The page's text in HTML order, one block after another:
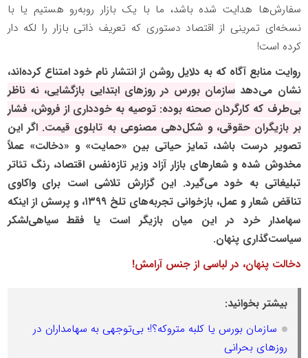
سفارش‌ها هدایت شده باشد، ما با یک بازار روبه‌رو هستیم یا با
نسخه‌ای تمرینی از اقتصاد دستوری که تعریف ذاتی بازار را لکه دار
کرده است!
روایت منابع آگاه که به دلایل روشن از انتشار نام خود امتناع کرده‌اند،
نشان می‌دهدسازمان بورس در روز‌های ابتدایی بازگشایی، نه ناظر
بی‌طرف که کارگردان صحنه بوده: توصیه به خودداری از فروش، فشار
بر بازیگران حقوقی، و شکل‌دهی مصنوعی به تابلوی قیمت.اگر این
تصویر درست باشد، تمایز حیاتی بین «حمایت» و «دخالت» عملاً
مخدوش شده و شعار‌های بازار آزاد وزیر تازه‌نفس اقتصاد، رنگ تئاتر
تبلیغاتی به خود می‌گیرد. این گزارش تلاشی است برای واکاوی
تناقض شعار و عمل، بازخوانی تجربه‌های تلخ ۱۳۹۹، و پرسش از اینکه
سهامدار خرد در این میان بازیگر است یا فقط سیاهی‌لشکر
سیاست‌گذاری پنهان.
دخالت پنهان، در لباسی از جنس آرامش!
بیشتر بخوانید:
سازمان بورس یا کلبه متروکه؟!؛ بی‌توجهی به سهامداران در
روزهای بحرانی